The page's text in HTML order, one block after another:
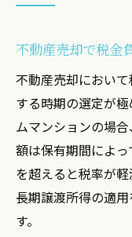
不動産売却で税金
不動産売却におい
する時期の選定が
ムマンションの場
額は保有期間によ
を超えると税率が
長期譲渡所得の適
す。